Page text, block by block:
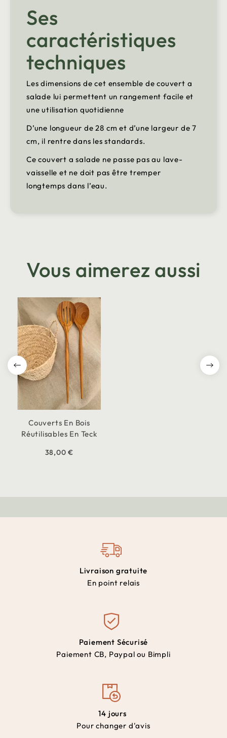
Ses
caractéristiques
techniques
Les dimensions de cet ensemble de couvert a
salade lui permettent un rangement facile et
une utilisation quotidienne
D’une longueur de 28 cm et d’une largeur de 7
cm, il rentre dans les standards.
Ce couvert a salade ne passe pas au lave-
vaisselle et ne doit pas être tremper
longtemps dans l’eau.
Vous aimerez aussi
Couverts En Bois
Réutilisables En Teck
38,00 €
Livraison gratuite
En point relais
Paiement Sécurisé
Paiement CB, Paypal ou Bimpli
14 jours
Pour changer d'avis